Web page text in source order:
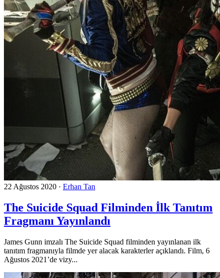
22 Ağustos 2020 · Erhan Tan
The Suicide Squad Filminden İlk Tanıtım
Fragmanı Yayınlandı
James Gunn imzalı The Suicide Squad filminden yayınlanan ilk
tanıtım fragmanıyla filmde yer alacak karakterler açıklandı. Film, 6
Ağustos 2021’de vizy...